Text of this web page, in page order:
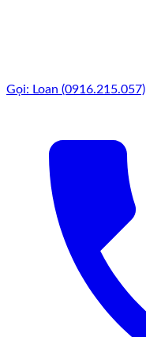
Gọi: Loan (0916.215.057)